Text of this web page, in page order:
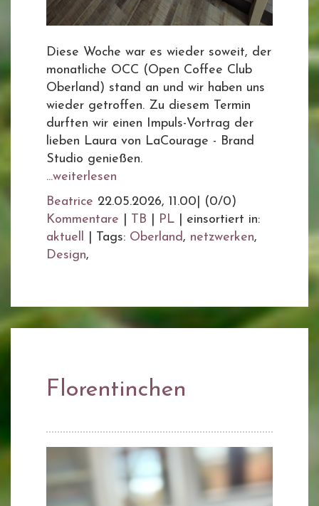
Diese Woche war es wieder soweit, der
monatliche OCC (Open Coffee Club
Oberland) stand an und wir haben uns
wieder getroffen. Zu diesem Termin
durften wir einen Impuls-Vortrag der
lieben Laura von LaCourage - Brand
Studio genießen.
...weiterlesen
Beatrice 22.05.2026, 11.00
(0/0)
Kommentare
TB PL
einsortiert in:
aktuell
Tags: Oberland, netzwerken,
Design,
Florentinchen